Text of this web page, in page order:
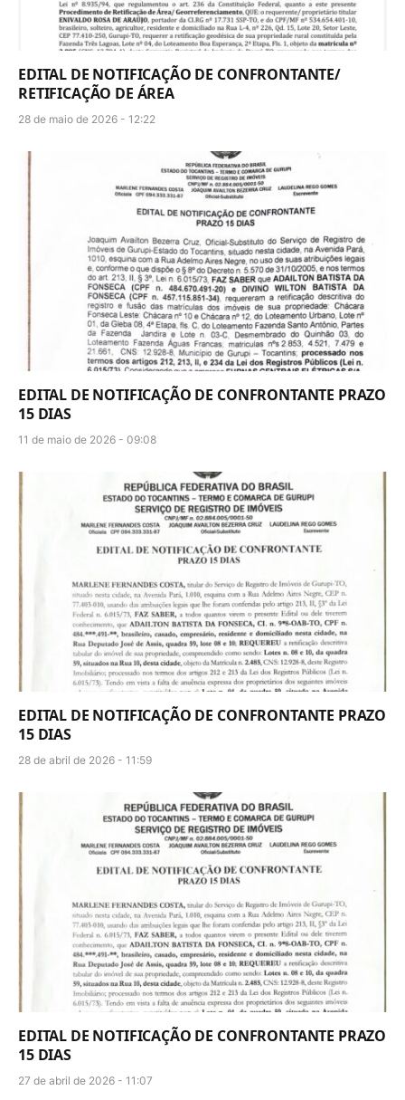
EDITAL DE NOTIFICAÇÃO DE CONFRONTANTE/
RETIFICAÇÃO DE ÁREA
28 de maio de 2026 - 12:22
EDITAL DE NOTIFICAÇÃO DE CONFRONTANTE PRAZO
15 DIAS
11 de maio de 2026 - 09:08
EDITAL DE NOTIFICAÇÃO DE CONFRONTANTE PRAZO
15 DIAS
28 de abril de 2026 - 11:59
EDITAL DE NOTIFICAÇÃO DE CONFRONTANTE PRAZO
15 DIAS
27 de abril de 2026 - 11:07